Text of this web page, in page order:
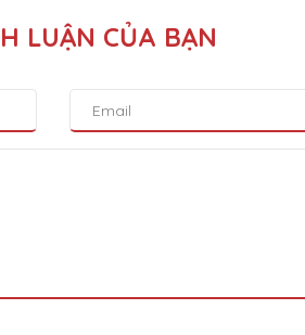
LUẬN CỦA BẠN